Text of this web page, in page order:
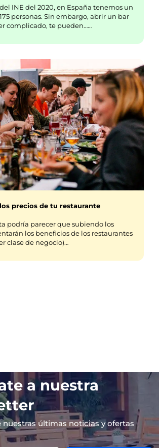
INE del 2020, en España tenemos un
personas. Sin embargo, abrir un bar
complicado, te pueden……
precios de tu restaurante
podría parecer que subiendo los
los beneficios de los restaurantes
clase de negocio)…
a nuestra
nuestras últimas noticias y ofertas